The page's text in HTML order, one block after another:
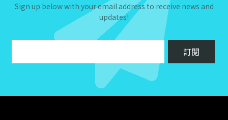
Sign up below with your email address to receive news and
updates!